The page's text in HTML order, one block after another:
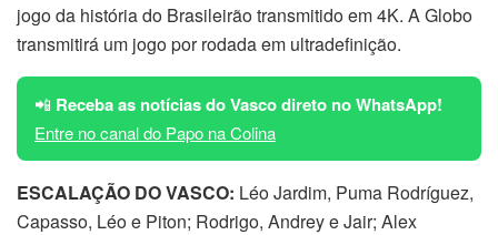
jogo da história do Brasileirão transmitido em 4K. A Globo
transmitirá um jogo por rodada em ultradefinição.
📲 Receba as notícias do Vasco direto no WhatsApp!
Entre no canal do Papo na Colina
ESCALAÇÃO DO VASCO: Léo Jardim, Puma Rodríguez,
Capasso, Léo e Piton; Rodrigo, Andrey e Jair; Alex